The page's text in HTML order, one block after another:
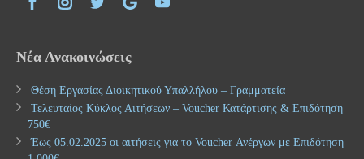
Νέα Ανακοινώσεις
Θέση Εργασίας Διοικητικού Υπαλλήλου – Γραμματεία
Τελευταίος Κύκλος Αιτήσεων – Voucher Κατάρτισης & Επιδότηση
750€
Έως 05.02.2025 οι αιτήσεις για το Voucher Ανέργων με Επιδότηση